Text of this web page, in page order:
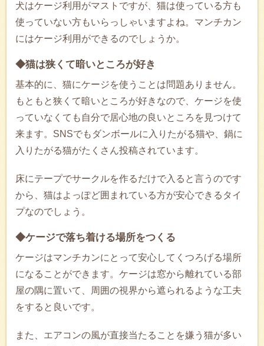
犬はケージ利用がマストですが、猫は使っている方も
使っていない方もいらっしゃいますよね。マンチカン
にはケージ利用ができるのでしょうか。
◆猫は狭くて暗いところが好き
基本的に、猫にケージを使うことは問題ありません。
もともと狭くて暗いところが好きなので、ケージを使
っていなくても自分で居心地の良いところを見つけて
来ます。SNSでもダンボールに入りたがる猫や、鍋に
入りたがる猫がたくさん投稿されています。
床にテープでサークルを作るだけで入ると言うのです
から、猫はよっぽど囲まれている方が安心できるタイ
プなのでしょう。
◆ケージで落ち着ける場所をつくる
ケージはマンチカンにとって安心してくつろげる場所
になることができます。ケージは窓から離れている部
屋の隅に置いて、周囲の視界から遮られるような工夫
をすると良いです。
また、エアコンの風が直接当たることを嫌う猫が多い